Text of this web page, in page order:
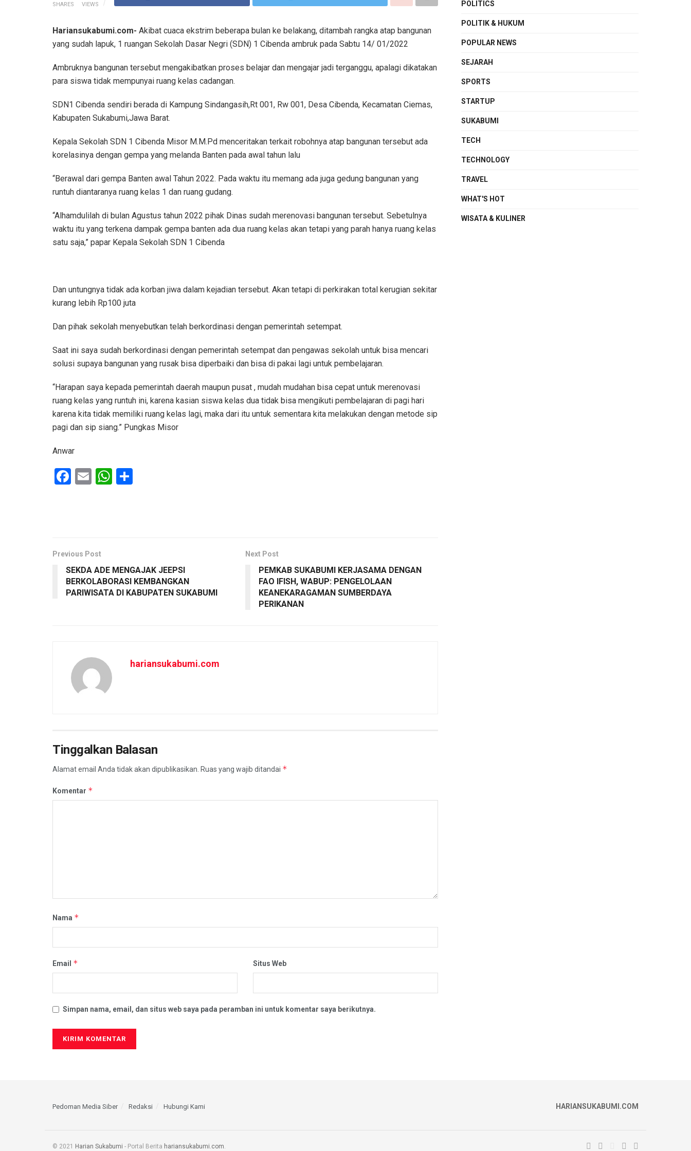
SHARES VIEWS
Hariansukabumi.com- Akibat cuaca ekstrim beberapa bulan ke belakang, ditambah rangka atap bangunan
yang sudah lapuk, 1 ruangan Sekolah Dasar Negri (SDN) 1 Cibenda ambruk pada Sabtu 14/ 01/2022
Ambruknya bangunan tersebut mengakibatkan proses belajar dan mengajar jadi terganggu, apalagi dikatakan
para siswa tidak mempunyai ruang kelas cadangan.
SDN1 Cibenda sendiri berada di Kampung Sindangasih,Rt 001, Rw 001, Desa Cibenda, Kecamatan Ciemas,
Kabupaten Sukabumi,Jawa Barat.
Kepala Sekolah SDN 1 Cibenda Misor M.M.Pd menceritakan terkait robohnya atap bangunan tersebut ada
korelasinya dengan gempa yang melanda Banten pada awal tahun lalu
“Berawal dari gempa Banten awal Tahun 2022. Pada waktu itu memang ada juga gedung bangunan yang
runtuh diantaranya ruang kelas 1 dan ruang gudang.
“Alhamdulilah di bulan Agustus tahun 2022 pihak Dinas sudah merenovasi bangunan tersebut. Sebetulnya
waktu itu yang terkena dampak gempa banten ada dua ruang kelas akan tetapi yang parah hanya ruang kelas
satu saja,” papar Kepala Sekolah SDN 1 Cibenda
Dan untungnya tidak ada korban jiwa dalam kejadian tersebut. Akan tetapi di perkirakan total kerugian sekitar
kurang lebih Rp100 juta
Dan pihak sekolah menyebutkan telah berkordinasi dengan pemerintah setempat.
Saat ini saya sudah berkordinasi dengan pemerintah setempat dan pengawas sekolah untuk bisa mencari
solusi supaya bangunan yang rusak bisa diperbaiki dan bisa di pakai lagi untuk pembelajaran.
“Harapan saya kepada pemerintah daerah maupun pusat , mudah mudahan bisa cepat untuk merenovasi
ruang kelas yang runtuh ini, karena kasian siswa kelas dua tidak bisa mengikuti pembelajaran di pagi hari
karena kita tidak memiliki ruang kelas lagi, maka dari itu untuk sementara kita melakukan dengan metode sip
pagi dan sip siang.” Pungkas Misor
Anwar
F
o
k
E
W
p
Previous Post
SEKDA ADE MENGAJAK JEEPSI
BERKOLABORASI KEMBANGKAN
PARIWISATA DI KABUPATEN SUKABUMI
Next Post
PEMKAB SUKABUMI KERJASAMA DENGAN
FAO IFISH, WABUP: PENGELOLAAN
KEANEKARAGAMAN SUMBERDAYA
PERIKANAN
hariansukabumi.com
Tinggalkan Balasan
Alamat email Anda tidak akan dipublikasikan. Ruas yang wajib ditandai *
Komentar *
Nama *
Email * Situs Web
Simpan nama, email, dan situs web saya pada peramban ini untuk komentar saya berikutnya.
POLITICS
POLITIK & HUKUM
POPULAR NEWS
SEJARAH
SPORTS
STARTUP
SUKABUMI
TECH
TECHNOLOGY
TRAVEL
WHAT'S HOT
WISATA & KULINER
Pedoman Media Siber Redaksi Hubungi Kami HARIANSUKABUMI.COM
© 2021 Harian Sukabumi - Portal Berita hariansukabumi.com.